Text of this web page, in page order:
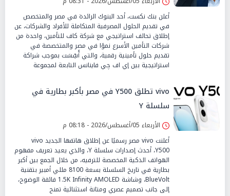
أعلن بنك نكست، أحد البنوك الرائدة في مصر والمتخصص
في تقديم الحلول المصرفية المتكاملة للأفراد والشركات، عن
إطلاق تحالف استراتيجي مع شركة كاف للتأمين، واحدة من
شركات التأمين الأسرع نموًا في مصر والمتخصصة في
تقديم حلول تأمينية رقمية، والتي أُسِّسَت بموجب شراكة
استراتيجية بين إي اف چي فاينانس التابعة لمجموعة
vivo تطلق Y500 في مصر بأكبر بطارية في
سلسلة Y
الأربعاء 05/أغسطس/2026 - 08:18 م
أعلنت vivo مصر رسميًا عن إطلاق هاتفها الجديد vivo
Y500، أحدث إصدارات سلسلة Y، والذي يعيد تعريف مفهوم
الهواتف الذكية المخصصة للترفيه، من خلال الجمع بين أكبر
بطارية في تاريخ السلسلة بسعة 8100 مللي أمبير بتقنية
BlueVolt، وشاشة 1.5K Infinity AMOLED فائقة الوضوح،
إلى جانب تصميم عصري ومتانة استثنائية تمنح